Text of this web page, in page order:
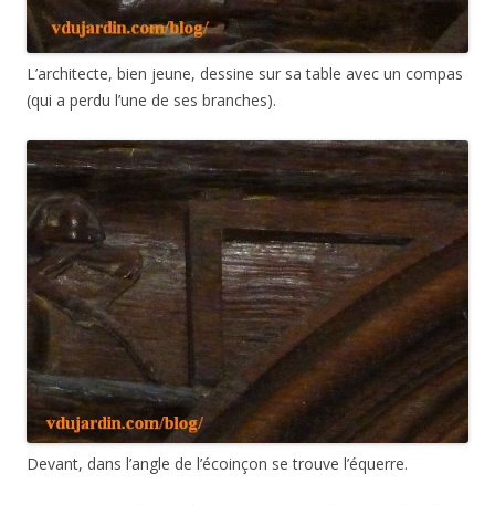
L’architecte, bien jeune, dessine sur sa table avec un compas
(qui a perdu l’une de ses branches).
Devant, dans l’angle de l’écoinçon se trouve l’équerre.